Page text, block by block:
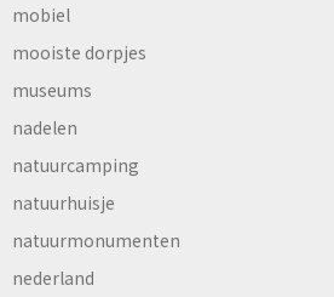
mobiel
mooiste dorpjes
museums
nadelen
natuurcamping
natuurhuisje
natuurmonumenten
nederland